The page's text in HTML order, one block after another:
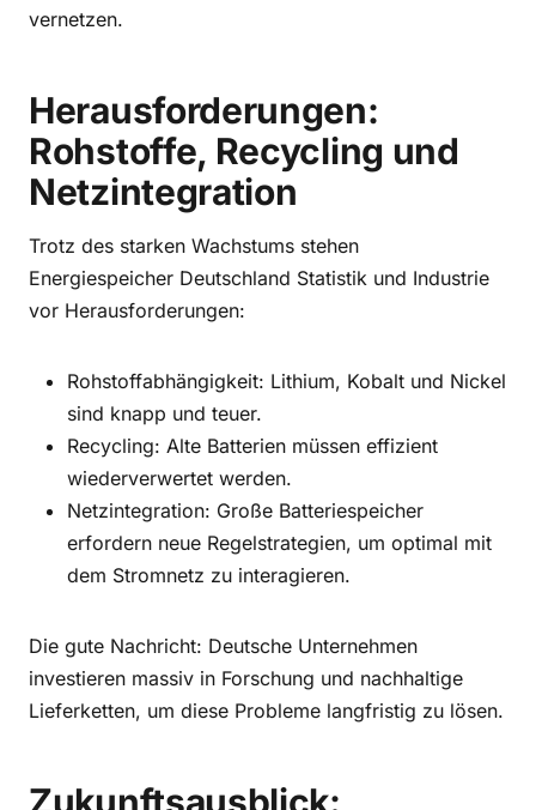
vernetzen.
Herausforderungen:
Rohstoffe, Recycling und
Netzintegration
Trotz des starken Wachstums stehen
Energiespeicher Deutschland Statistik und Industrie
vor Herausforderungen:
Rohstoffabhängigkeit: Lithium, Kobalt und Nickel
sind knapp und teuer.
Recycling: Alte Batterien müssen effizient
wiederverwertet werden.
Netzintegration: Große Batteriespeicher
erfordern neue Regelstrategien, um optimal mit
dem Stromnetz zu interagieren.
Die gute Nachricht: Deutsche Unternehmen
investieren massiv in Forschung und nachhaltige
Lieferketten, um diese Probleme langfristig zu lösen.
Zukunftsausblick: